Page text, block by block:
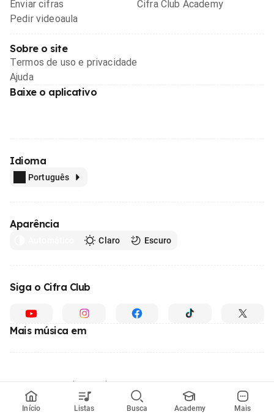
Início Listas Busca Academy Mais
Enviar cifras
Pedir videoaula
Cifra Club Academy
Sobre o site
Termos de uso e privacidade
Ajuda
Baixe o aplicativo
Idioma
Português
Aparência
Claro Escuro
Siga o Cifra Club
Mais música em
© 1996 - 2026, o maior site de ensino de música do Brasil